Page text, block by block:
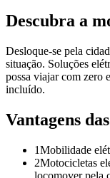
Descubra a
Desloque-se pela
situação. Soluções
possa viajar com zero
incluído.
Vantagens
1Mobilidade
2Motocicletas
locomover pela